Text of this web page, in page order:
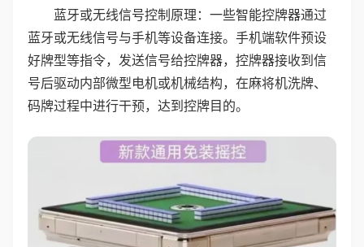
蓝牙或无线信号控制原理：一些智能控牌器通过
蓝牙或无线信号与手机等设备连接。手机端软件预设
好牌型等指令，发送信号给控牌器，控牌器接收到信
号后驱动内部微型电机或机械结构，在麻将机洗牌、
码牌过程中进行干预，达到控牌目的。